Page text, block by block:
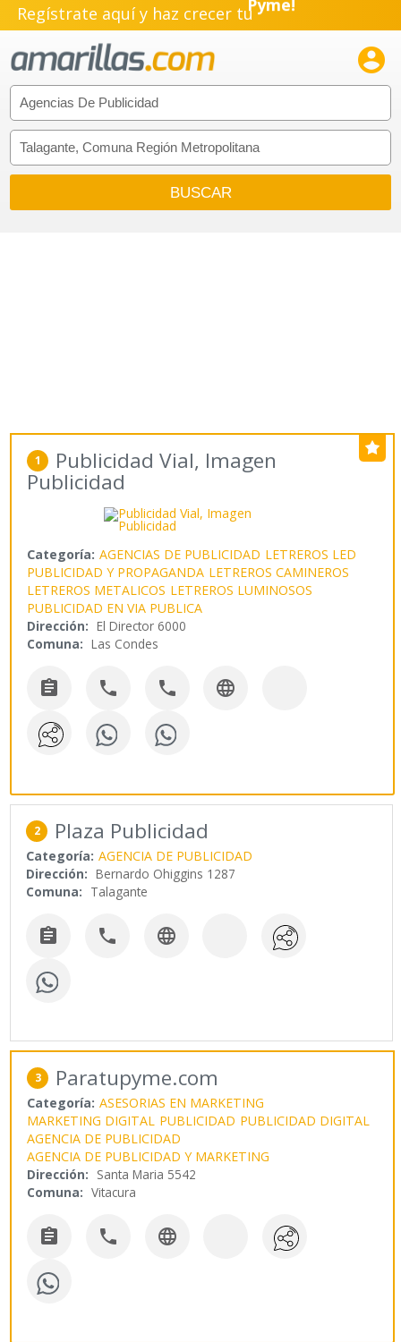
Regístrate aquí y haz crecer tuPyme!
Emprendimiento!

1 Publicidad Vial, Imagen
Publicidad
Categoría: AGENCIAS DE PUBLICIDAD LETREROS LED
PUBLICIDAD Y PROPAGANDA LETREROS CAMINEROS
LETREROS METALICOS LETREROS LUMINOSOS
PUBLICIDAD EN VIA PUBLICA
Dirección: El Director 6000
Comuna: Las Condes
   
2 Plaza Publicidad
Categoría: AGENCIA DE PUBLICIDAD
Dirección: Bernardo Ohiggins 1287
Comuna: Talagante
  
3 Paratupyme.com
Categoría: ASESORIAS EN MARKETING
MARKETING DIGITAL PUBLICIDAD PUBLICIDAD DIGITAL
AGENCIA DE PUBLICIDAD
AGENCIA DE PUBLICIDAD Y MARKETING
Dirección: Santa Maria 5542
Comuna: Vitacura
  